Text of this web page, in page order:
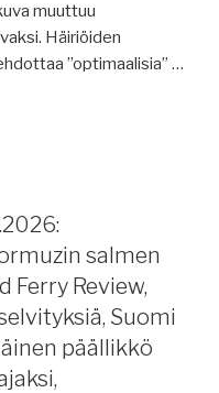
muuttuu
Häiriöiden
”optimaalisia” …
salmen
Ferry Review,
Suomi
päällikkö